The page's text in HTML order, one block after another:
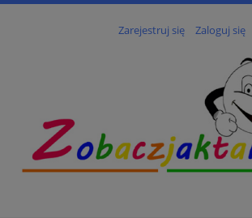
Zarejestruj się Zaloguj się